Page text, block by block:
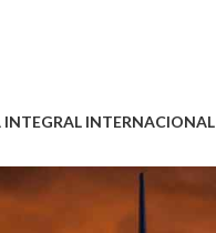
INTEGRAL INTERNACIONAL